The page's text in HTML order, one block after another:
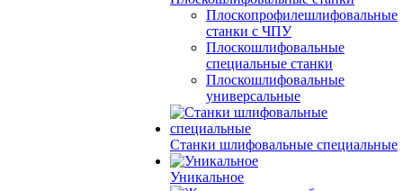
Плоскопрофилешлифовальные
станки с ЧПУ
Плоскошлифовальные
специальные станки
Плоскошлифовальные
универсальные
Станки шлифовальные специальные
Уникальное